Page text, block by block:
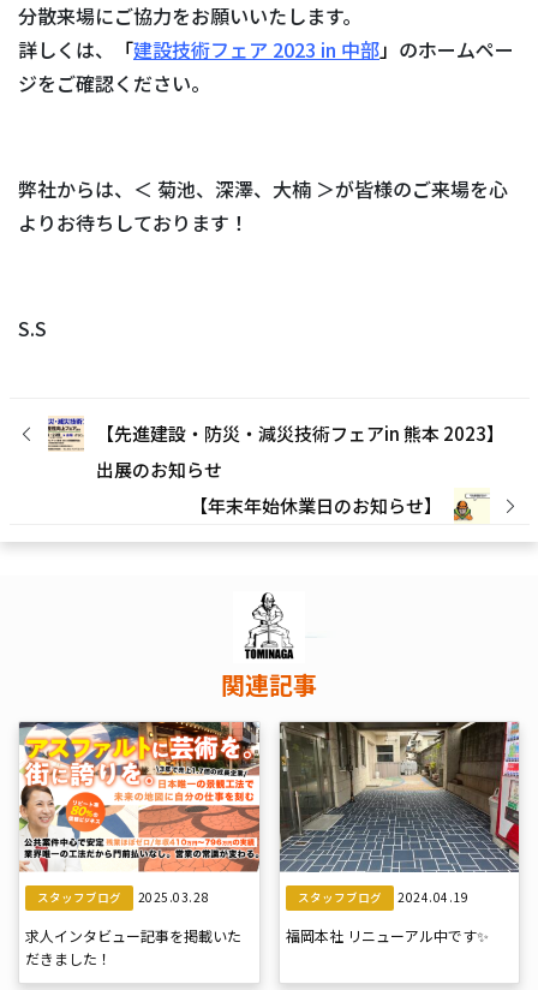
分散来場にご協力をお願いいたします。
詳しくは、
「建設技術フェア 2023 in 中部」 のホームペー
ジをご確認ください。
弊社からは、＜ 菊池、深澤、大楠 ＞が皆様のご来場を心
よりお待ちしております！
S.S
【先進建設・防災・減災技術フェアin 熊本 2023】
出展のお知らせ
【年末年始休業日のお知らせ】
関連記事
スタッフブログ 2025.03.28
求人インタビュー記事を掲載いた
だきました！
スタッフブログ 2024.04.19
福岡本社 リニューアル中です✨